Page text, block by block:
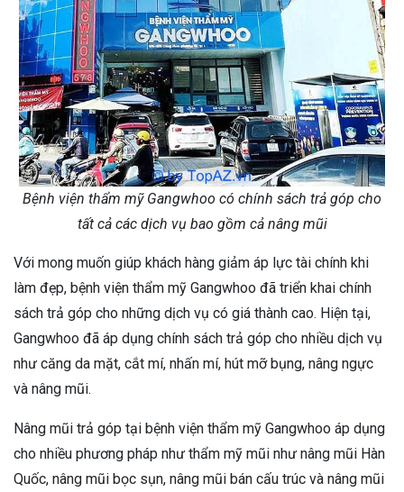
Bệnh viện thẩm mỹ Gangwhoo có chính sách trả góp cho
tất cả các dịch vụ bao gồm cả nâng mũi
Với mong muốn giúp khách hàng giảm áp lực tài chính khi
làm đẹp, bệnh viện thẩm mỹ Gangwhoo đã triển khai chính
sách trả góp cho những dịch vụ có giá thành cao. Hiện tại,
Gangwhoo đã áp dụng chính sách trả góp cho nhiều dịch vụ
như căng da mặt, cắt mí, nhấn mí, hút mỡ bụng, nâng ngực
và nâng mũi.
Nâng mũi trả góp tại bệnh viện thẩm mỹ Gangwhoo áp dụng
cho nhiều phương pháp như thẩm mỹ mũi như nâng mũi Hàn
Quốc, nâng mũi bọc sụn, nâng mũi bán cấu trúc và nâng mũi